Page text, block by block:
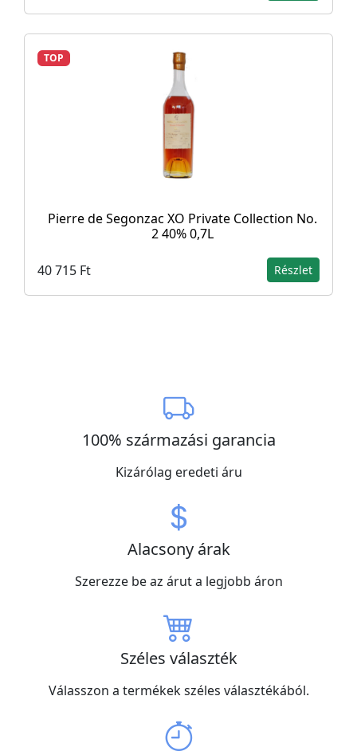
TOP
Pierre de Segonzac XO Private Collection No.
2 40% 0,7L
40 715 Ft Részlet
100% származási garancia
Kizárólag eredeti áru
Alacsony árak
Szerezze be az árut a legjobb áron
Széles választék
Válasszon a termékek széles választékából.